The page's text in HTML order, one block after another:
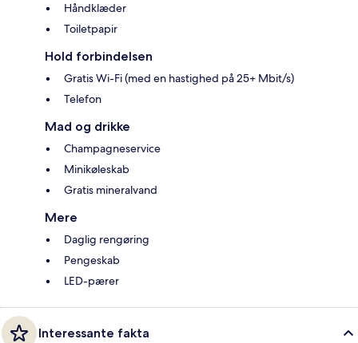
Håndklæder
Toiletpapir
Hold forbindelsen
Gratis Wi-Fi (med en hastighed på 25+ Mbit/s)
Telefon
Mad og drikke
Champagneservice
Minikøleskab
Gratis mineralvand
Mere
Daglig rengøring
Pengeskab
LED-pærer
Interessante fakta